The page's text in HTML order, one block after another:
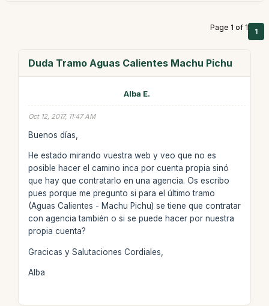
Page 1 of 1 1
Duda Tramo Aguas Calientes Machu Pichu
Alba E.
Oct 12, 2017, 11:47 AM
Buenos días,
He estado mirando vuestra web y veo que no es
posible hacer el camino inca por cuenta propia sinó
que hay que contratarlo en una agencia. Os escribo
pues porque me pregunto si para el último tramo
(Aguas Calientes - Machu Pichu) se tiene que contratar
con agencia también o si se puede hacer por nuestra
propia cuenta?
Gracicas y Salutaciones Cordiales,
Alba